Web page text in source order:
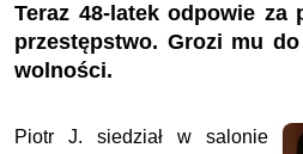
Teraz 48-latek odpowie za
przestępstwo. Grozi mu
wolności.
Piotr J. siedział w salonie